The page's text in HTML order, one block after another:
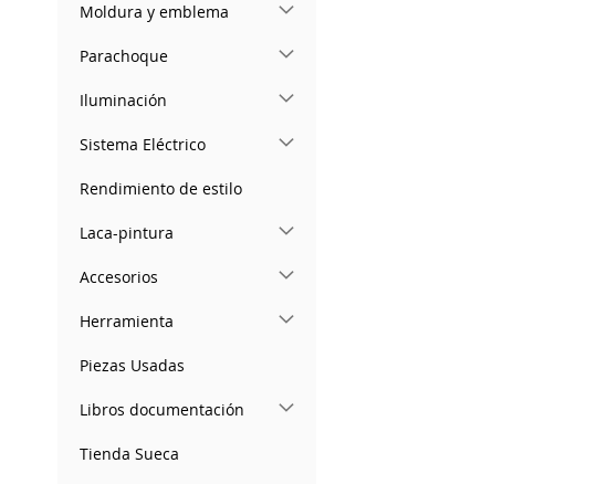
Moldura y emblema
Parachoque
Iluminación
Sistema Eléctrico
Rendimiento de estilo
Laca-pintura
Accesorios
Herramienta
Piezas Usadas
Libros documentación
Tienda Sueca